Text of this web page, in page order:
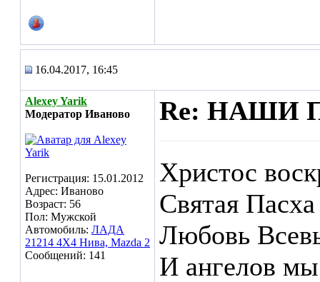
16.04.2017, 16:45
Alexey Yarik
Модератор Иваново
Регистрация: 15.01.2012
Адрес: Иваново
Возраст: 56
Пол: Мужской
Автомобиль: ЛАДА
21214 4Х4 Нива, Mazda 2
Сообщений: 141
Re: НАШИ
Христос
Святая
Любовь
И ангелов